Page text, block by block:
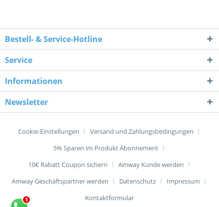
Bestell- & Service-Hotline
Service
Informationen
Newsletter
Cookie-Einstellungen
Versand und Zahlungsbedingungen
5% Sparen im Produkt Abonnement
10€ Rabatt Coupon sichern
Amway Kunde werden
Amway Geschäftspartner werden
Datenschutz
Impressum
Kontaktformular